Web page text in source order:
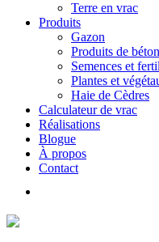
Terre en vrac
Produits
Gazon
Produits de béton
Semences et
Plantes et
Haie de Cèdres
Calculateur de vrac
Réalisations
Blogue
À propos
Contact